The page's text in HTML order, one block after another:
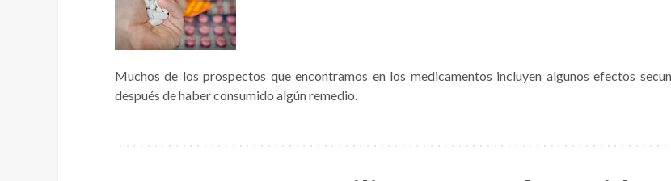
Muchos de los prospectos que encontramos en los medicamentos incluyen algunos efectos
después de haber consumido algún remedio.